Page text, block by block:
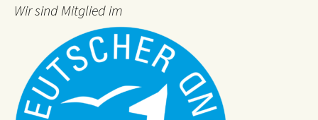
Wir sind Mitglied im